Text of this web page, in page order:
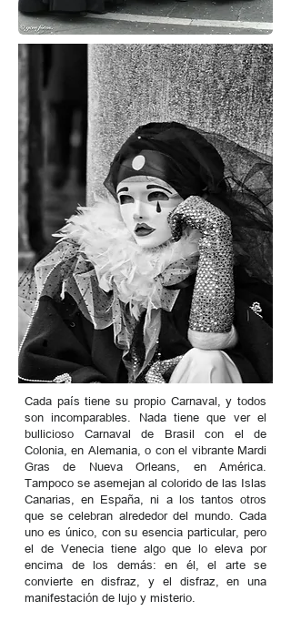
Cada país tiene su propio Carnaval, y todos
son incomparables. Nada tiene que ver el
bullicioso Carnaval de Brasil con el de
Colonia, en Alemania, o con el vibrante Mardi
Gras de Nueva Orleans, en América.
Tampoco se asemejan al colorido de las Islas
Canarias, en España, ni a los tantos otros
que se celebran alrededor del mundo. Cada
uno es único, con su esencia particular, pero
el de Venecia tiene algo que lo eleva por
encima de los demás: en él, el arte se
convierte en disfraz, y el disfraz, en una
manifestación de lujo y misterio.